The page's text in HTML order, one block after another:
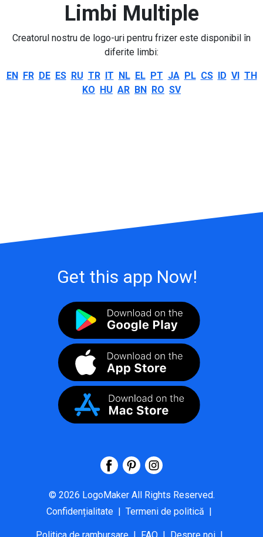
Limbi Multiple
Creatorul nostru de logo-uri pentru frizer este disponibil în
diferite limbi:
EN FR DE ES RU TR IT NL EL PT JA PL CS ID VI TH
KO HU AR BN RO SV
Get this app Now!
© 2026 LogoMaker All Rights Reserved.
Confidențialitate | Termeni de politică |